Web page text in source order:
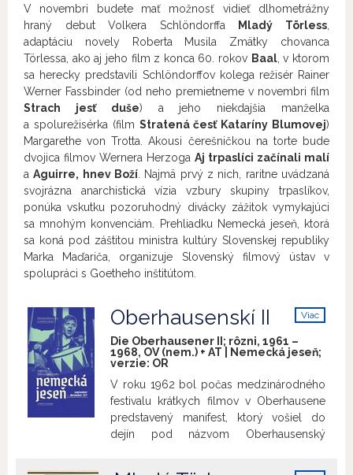
V novembri budete mať možnosť vidieť dlhometrážny
hraný debut Volkera Schlöndorffa
Mladý Törless
adaptáciu novely Roberta Musila Zmätky chovanca
Törlessa, ako aj jeho film z konca 60. rokov Baal, v ktorom
sa herecky predstavili Schlöndorffov kolega režisér Rainer
Werner Fassbinder (od neho premietneme v novembri film
Strach jesť duše) a jeho niekdajšia manželka
a spolurežisérka (film Stratená česť Kataríny Blumovej)
Margarethe von Trotta. Akousi čerešničkou na torte bude
dvojica filmov Wernera Herzoga Aj trpaslíci začínali malí
aAguirre, hnev Boží . Najmä prvý z nich, raritne uvádzaná
svojrázna anarchistická vízia vzbury skupiny trpaslíkov,
ponúka vskutku pozoruhodný divácky zážitok vymykajúci
sa mnohým konvenciám. Prehliadku Nemecká jeseň, ktorá
sa koná pod záštitou ministra kultúry Slovenskej republiky
Marka Maďariča, organizuje Slovenský filmový ústav v
spolupráci s Goetheho inštitútom.
Viac
Oberhausenskí II
Die Oberhausener II; rôzni, 1961 –
1968, OV (nem.) + AT | Nemecká jeseň;
verzie: OR
V roku 1962 bol počas medzinárodného
festivalu krátkych filmov v Oberhausene
predstavený manifest, ktorý vošiel do
dejín pod názvom Oberhausenský